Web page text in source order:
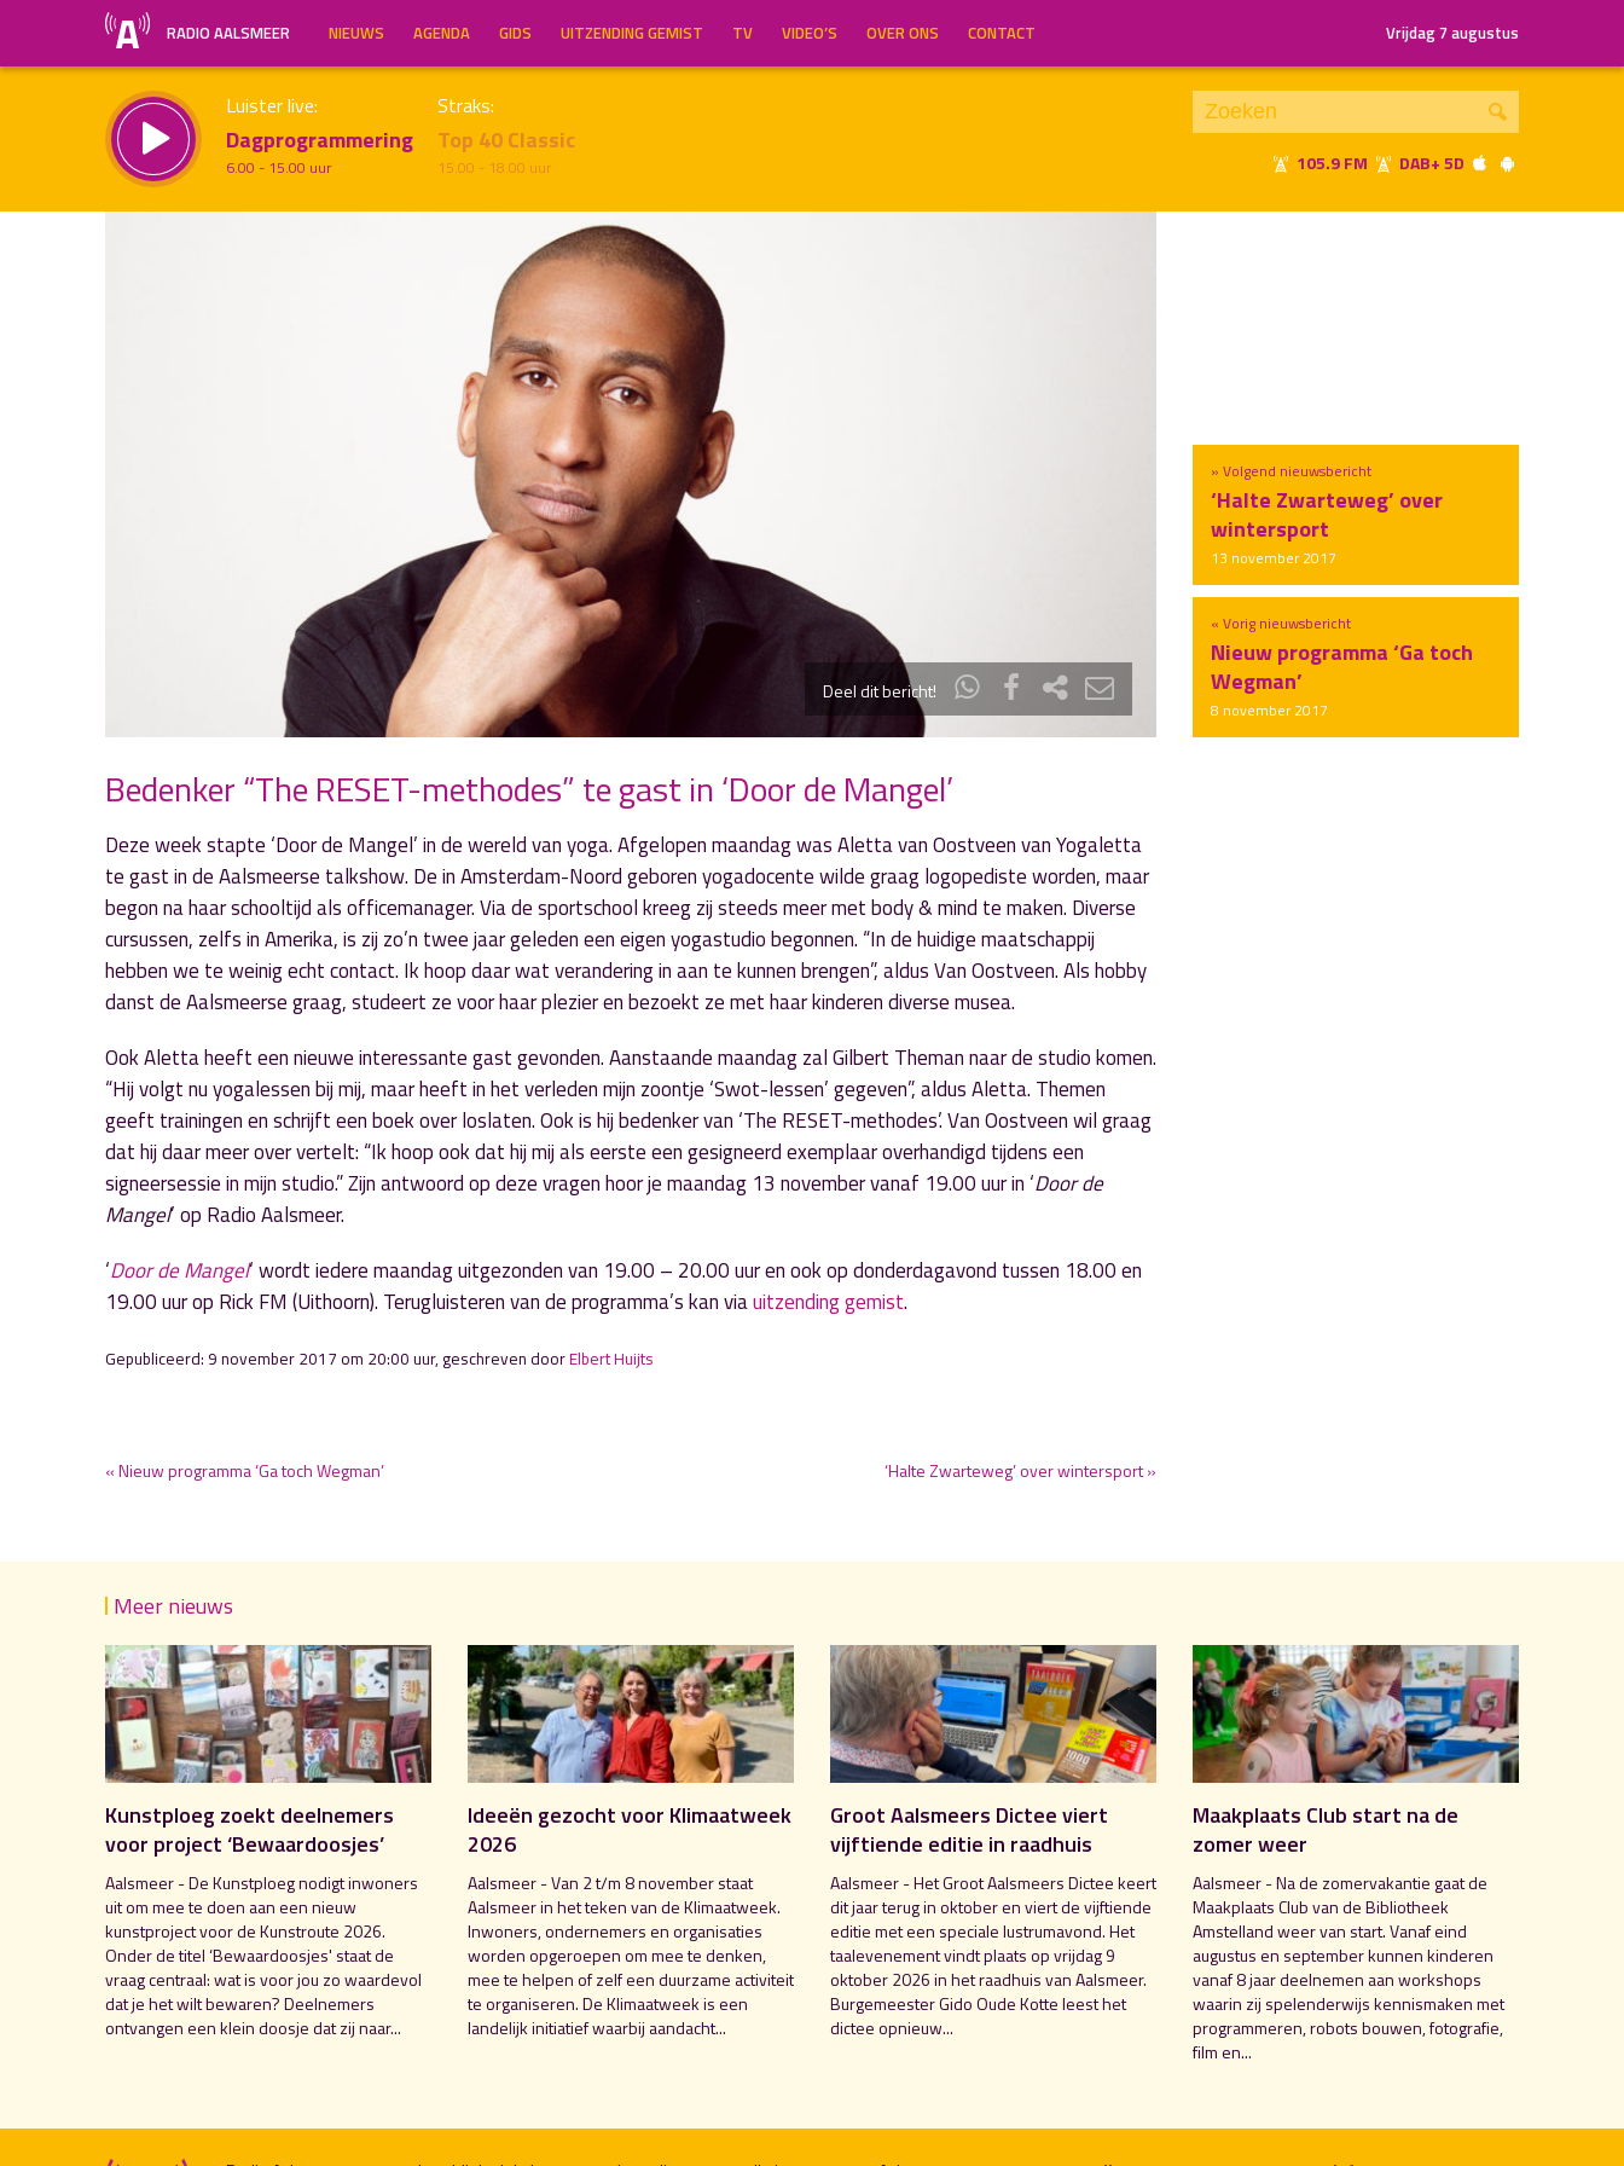
RADIO AALSMEER NIEUWS AGENDA GIDS UITZENDING GEMIST TV VIDEO’S OVER ONS CONTACT Vrijdag 7 augustus
Luister live:
Dagprogrammering
6.00 - 15.00 uur
Straks:
Top 40 Classic
15.00 - 18.00 uur 105.9 FM DAB+ 5D
Deel dit bericht!
« Vorig nieuwsbericht
Nieuw programma ‘Ga toch
Wegman’
8 november 2017
» Volgend nieuwsbericht
‘Halte Zwarteweg’ over
wintersport
13 november 2017
Bedenker “The RESET-methodes” te gast in ‘Door de Mangel’
Deze week stapte ‘Door de Mangel’ in de wereld van yoga. Afgelopen maandag was Aletta van Oostveen van Yogaletta
te gast in de Aalsmeerse talkshow. De in Amsterdam-Noord geboren yogadocente wilde graag logopediste worden, maar
begon na haar schooltijd als officemanager. Via de sportschool kreeg zij steeds meer met body & mind te maken. Diverse
cursussen, zelfs in Amerika, is zij zo’n twee jaar geleden een eigen yogastudio begonnen. “In de huidige maatschappij
hebben we te weinig echt contact. Ik hoop daar wat verandering in aan te kunnen brengen”, aldus Van Oostveen. Als hobby
danst de Aalsmeerse graag, studeert ze voor haar plezier en bezoekt ze met haar kinderen diverse musea.
Ook Aletta heeft een nieuwe interessante gast gevonden. Aanstaande maandag zal Gilbert Theman naar de studio komen.
“Hij volgt nu yogalessen bij mij, maar heeft in het verleden mijn zoontje ‘Swot-lessen’ gegeven”, aldus Aletta. Themen
geeft trainingen en schrijft een boek over loslaten. Ook is hij bedenker van ‘The RESET-methodes’. Van Oostveen wil graag
dat hij daar meer over vertelt: “Ik hoop ook dat hij mij als eerste een gesigneerd exemplaar overhandigd tijdens een
signeersessie in mijn studio.” Zijn antwoord op deze vragen hoor je maandag 13 november vanaf 19.00 uur in ‘Door de
Mangel’ op Radio Aalsmeer.
‘Door de Mangel‘ wordt iedere maandag uitgezonden van 19.00 – 20.00 uur en ook op donderdagavond tussen 18.00 en
19.00 uur op Rick FM (Uithoorn). Terugluisteren van de programma’s kan viauitzending gemist.
Gepubliceerd: 9 november 2017 om 20:00 uur, geschreven doorElbert Huijts
« Nieuw programma ‘Ga toch Wegman’ ‘Halte Zwarteweg’ over wintersport »
Meer nieuws
Kunstploeg zoekt deelnemers
voor project ‘Bewaardoosjes’
Aalsmeer - De Kunstploeg nodigt inwoners
uit om mee te doen aan een nieuw
kunstproject voor de Kunstroute 2026.
Onder de titel ‘Bewaardoosjes' staat de
vraag centraal: wat is voor jou zo waardevol
dat je het wilt bewaren? Deelnemers
ontvangen een klein doosje dat zij naar...
Ideeën gezocht voor Klimaatweek
2026
Aalsmeer - Van 2 t/m 8 november staat
Aalsmeer in het teken van de Klimaatweek.
Inwoners, ondernemers en organisaties
worden opgeroepen om mee te denken,
mee te helpen of zelf een duurzame activiteit
te organiseren. De Klimaatweek is een
landelijk initiatief waarbij aandacht...
Groot Aalsmeers Dictee viert
vijftiende editie in raadhuis
Aalsmeer - Het Groot Aalsmeers Dictee keert
dit jaar terug in oktober en viert de vijftiende
editie met een speciale lustrumavond. Het
taalevenement vindt plaats op vrijdag 9
oktober 2026 in het raadhuis van Aalsmeer.
Burgemeester Gido Oude Kotte leest het
dictee opnieuw...
Maakplaats Club start na de
zomer weer
Aalsmeer - Na de zomervakantie gaat de
Maakplaats Club van de Bibliotheek
Amstelland weer van start. Vanaf eind
augustus en september kunnen kinderen
vanaf 8 jaar deelnemen aan workshops
waarin zij spelenderwijs kennismaken met
programmeren, robots bouwen, fotografie,
film en...